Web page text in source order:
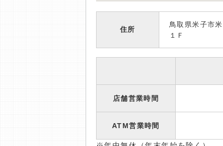
住所
鳥取県米子市
１Ｆ
店舗営業時間
ATM営業時間